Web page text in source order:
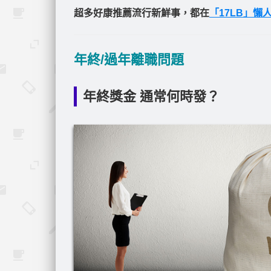
超多好康推薦流行新鮮事，都在 「17LB」懶
年終/過年離職問題
年終獎金 通常何時發？